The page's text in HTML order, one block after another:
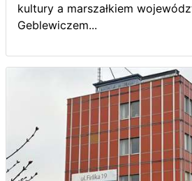
kultury a marszałkiem
Geblewiczem...